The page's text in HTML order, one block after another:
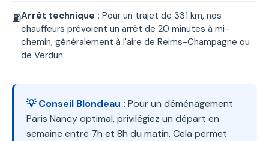
⛽Arrêt technique : Pour un trajet de 331 km, nos
chauffeurs prévoient un arrêt de 20 minutes à mi-
chemin, généralement à l'aire de Reims-Champagne ou
de Verdun.
💡 Conseil Blondeau : Pour un déménagement
Paris Nancy optimal, privilégiez un départ en
semaine entre 7h et 8h du matin. Cela permet